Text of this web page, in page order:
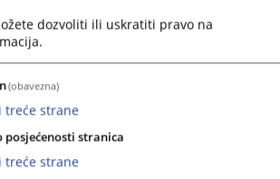
Pretraži
dozvoliti ili uskratiti pravo na
(obavezna)
treće strane
stranica
treće strane